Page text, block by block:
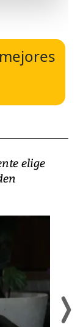
elige